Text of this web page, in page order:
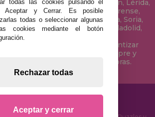
La Rioja, Las Palmas, Leon, Lérida,
Melilla, Murcia, Navarra, Orense,
Salamanca, Segovia, Sevilla, Soria,
Teruel, Toledo, Valencia, Valladolid,
Zamora y Zaragoza.
Stocks permanentes para garantizar
en territorio peninsular, siempre y
se realice antes de las 18 horas.
todas las cookies pulsando el
Aceptar y Cerrar. Es posible
todas o seleccionar algunas
cookies mediante el botón
Rechazar todas
Aceptar y cerrar